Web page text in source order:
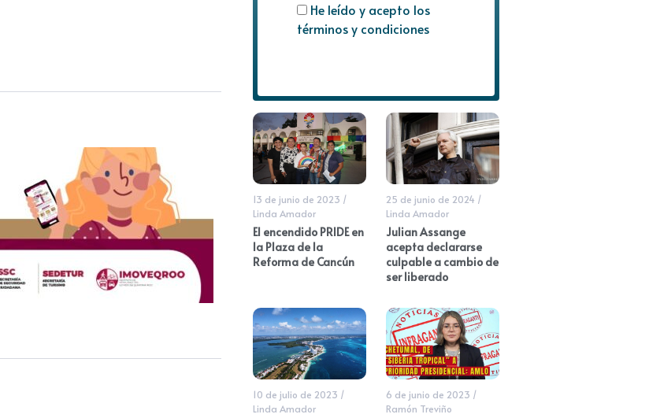
He leído y acepto los
términos y condiciones
13 de junio de 2023 /
Linda Amador
El encendido PRIDE en
la Plaza de la
Reforma de Cancún
25 de junio de 2024 /
Linda Amador
Julian Assange
acepta declararse
culpable a cambio de
ser liberado
10 de julio de 2023 /
Linda Amador
6 de junio de 2023 /
Ramón Treviño